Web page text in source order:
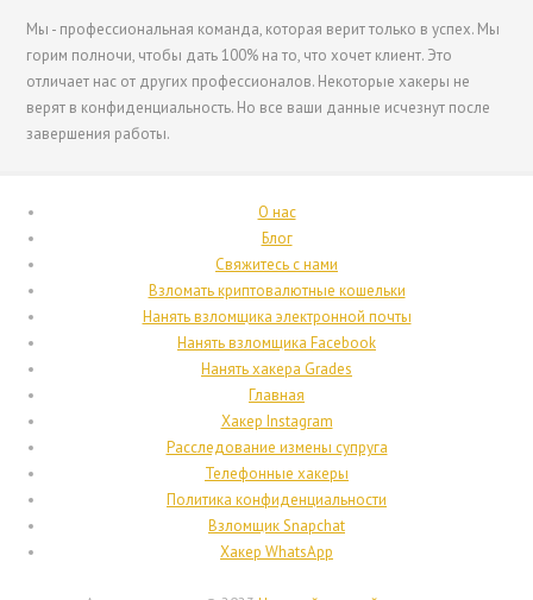
Мы - профессиональная команда, которая верит только в успех. Мы
горим полночи, чтобы дать 100% на то, что хочет клиент. Это
отличает нас от других профессионалов. Некоторые хакеры не
верят в конфиденциальность. Но все ваши данные исчезнут после
завершения работы.
О нас
Блог
Свяжитесь с нами
Взломать криптовалютные кошельки
Нанять взломщика электронной почты
Нанять взломщика Facebook
Нанять хакера Grades
Главная
Хакер Instagram
Расследование измены супруга
Телефонные хакеры
Политика конфиденциальности
Взломщик Snapchat
Хакер WhatsApp
فارسی
Suomi
Français
Français du Canada
עִבְרִית
Hrvatski
Magyar
日本語
Nederlands (België)